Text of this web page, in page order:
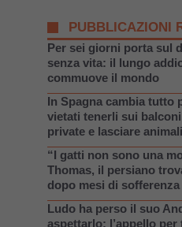
PUBBLICAZIONI
Per sei giorni porta sul
senza vita: il lungo
commuove il mondo
In Spagna cambia tutto
vietati tenerli sui
private e lasciare
“I gatti non sono una
Thomas, il persiano
dopo mesi di sofferenza
Ludo ha perso il suo
aspettarlo: l’appello